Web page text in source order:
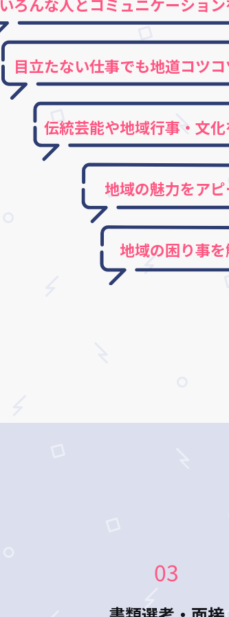
いろんな人とコミュニケーション
目立たない仕事でも地道コツコ
伝統芸能や地域行事・文化
地域の魅力をアピ
地域の困り事を
03